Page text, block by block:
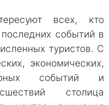
всех, кто
событий в
туристов. С
экономических,
событий и
столица